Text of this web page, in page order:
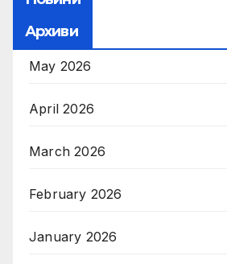
Архиви
May 2026
April 2026
March 2026
February 2026
January 2026